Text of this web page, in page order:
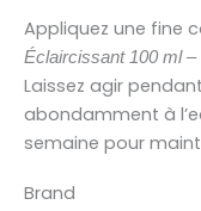
Appliquez une fine
Éclaircissant 100 ml –
Laissez agir
abondamment à
semaine pour
Brand